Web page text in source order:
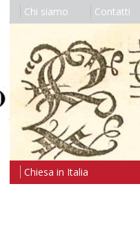
Chi siamo Contatti
Chiesa in Italia